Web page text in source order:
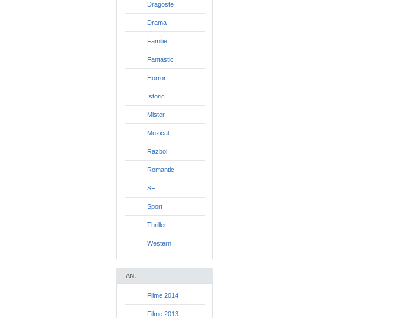
Dragoste
Drama
Familie
Fantastic
Horror
Istoric
Mister
Muzical
Razboi
Romantic
SF
Sport
Thriller
Western
AN:
Filme 2014
Filme 2013